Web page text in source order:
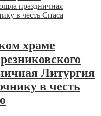
храме
Литургия
в честь